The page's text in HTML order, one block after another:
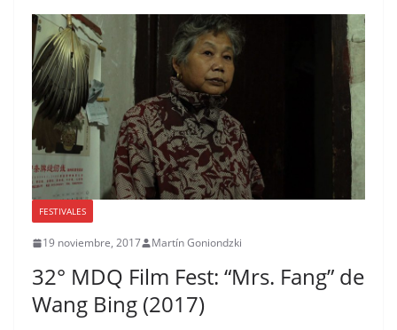
FESTIVALES
19 noviembre, 2017 Martín Goniondzki
32° MDQ Film Fest: “Mrs. Fang” de
Wang Bing (2017)